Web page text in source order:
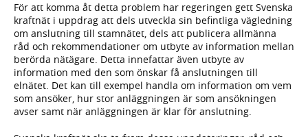
För att komma åt detta problem har regeringen gett Svenska
kraftnät i uppdrag att dels utveckla sin befintliga vägledning
om anslutning till stamnätet, dels att publicera allmänna
råd och rekommendationer om utbyte av information mellan
berörda nätägare. Detta innefattar även utbyte av
information med den som önskar få anslutningen till
elnätet. Det kan till exempel handla om information om vem
som ansöker, hur stor anläggningen är som ansökningen
avser samt när anläggningen är klar för anslutning.